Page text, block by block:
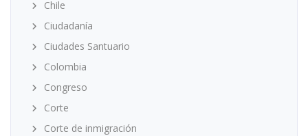
Chile
Ciudadanía
Ciudades Santuario
Colombia
Congreso
Corte
Corte de inmigración